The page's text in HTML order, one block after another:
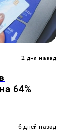
2 дня назад
64%
6 дней назад